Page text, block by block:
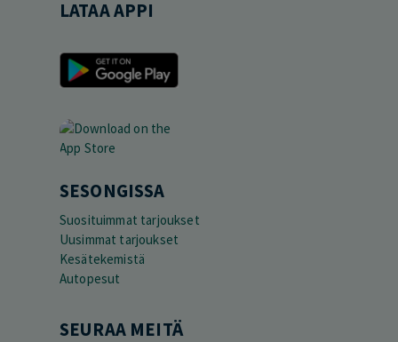
LATAA APPI
SESONGISSA
Suosituimmat tarjoukset
Uusimmat tarjoukset
Kesätekemistä
Autopesut
SEURAA MEITÄ